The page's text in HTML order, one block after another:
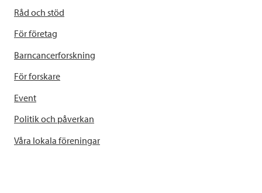
Råd och stöd
För företag
Barncancerforskning
För forskare
Event
Politik och påverkan
Våra lokala föreningar